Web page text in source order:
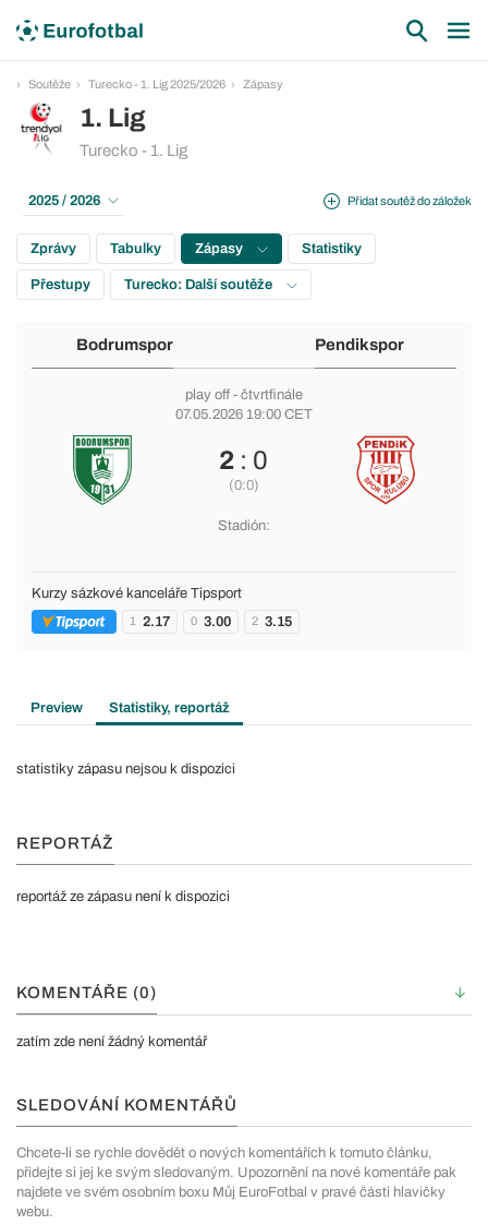
Soutěže Turecko - 1. Lig 2025/2026 Zápasy
1. Lig
Turecko - 1. Lig
Přidat soutěž do záložek
2025 / 2026
Zprávy Tabulky Zápasy Statistiky
Přestupy Turecko: Další soutěže
Bodrumspor Pendikspor
play off - čtvrtfinále
07.05.2026 19:00 CET
2 : 0
(0:0)
Stadión:
Kurzy sázkové kanceláře Tipsport
1 2.17 0 3.00 2 3.15
Preview Statistiky, reportáž
statistiky zápasu nejsou k dispozici
REPORTÁŽ
reportáž ze zápasu není k dispozici
KOMENTÁŘE (0)
zatím zde není žádný komentář
SLEDOVÁNÍ KOMENTÁŘŮ
Chcete-li se rychle dovědět o nových komentářích k tomuto článku,
přidejte si jej ke svým sledovaným. Upozornění na nové komentáře pak
najdete ve svém osobním boxu Můj EuroFotbal v pravé části hlavičky
webu.